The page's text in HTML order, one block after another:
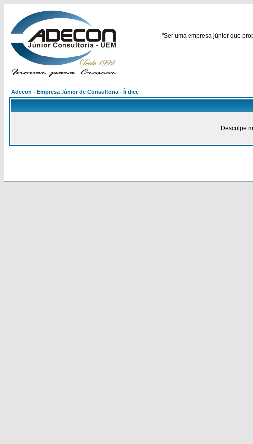
"Ser uma empresa júnior que
Adecon - Empresa Júnior de Consultoria - Índice
Desculpe